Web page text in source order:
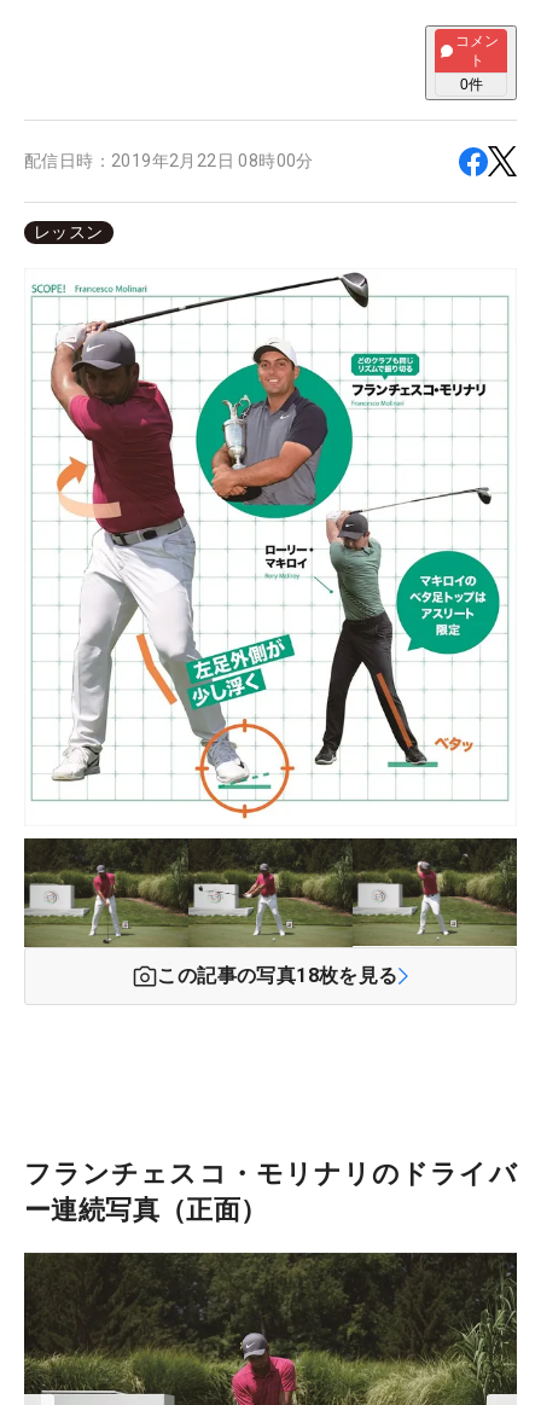
コメン
ト
0件
配信日時： 2019年2月22日 08時00分
レッスン
この記事の写真18枚を見る
フランチェスコ・モリナリのドライバ
ー連続写真（正面）